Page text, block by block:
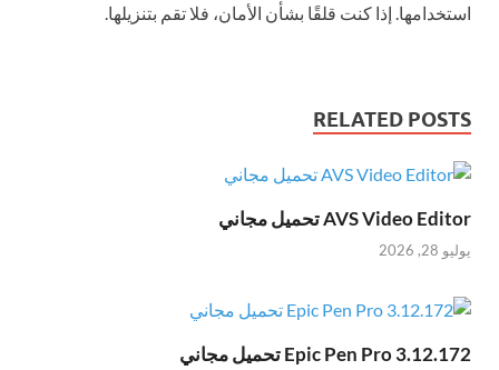
استخدامها. إذا كنت قلقًا بشأن الأمان، فلا تقم بتنزيلها.
RELATED POSTS
AVS Video Editor تحميل مجاني
يوليو 28, 2026
Epic Pen Pro 3.12.172 تحميل مجاني